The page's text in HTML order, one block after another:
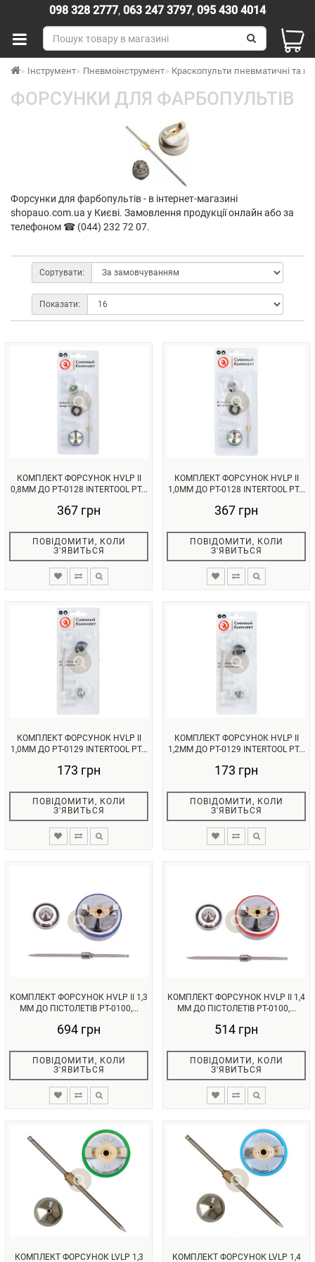
098 328 2777, 063 247 3797, 095 430 4014
Інструмент Пневмоінструмент Краскопульти пневматичні та
ФОРСУНКИ ДЛЯ ФАРБОПУЛЬТІВ
Форсунки для фарбопультів - в інтернет-магазині
shopauo.com.ua у Києві. Замовлення продукції онлайн або за
телефоном ☎ (044) 232 72 07.
Сортувати:
Показати:
КОМПЛЕКТ ФОРСУНОК HVLP II
0,8MM ДО PT-0128 INTERTOOL PT...
367 грн
ПОВІДОМИТИ, КОЛИ
З'ЯВИТЬСЯ
КОМПЛЕКТ ФОРСУНОК HVLP II
1,0MM ДО PT-0128 INTERTOOL PT...
367 грн
ПОВІДОМИТИ, КОЛИ
З'ЯВИТЬСЯ
КОМПЛЕКТ ФОРСУНОК HVLP II
1,0MM ДО PT-0129 INTERTOOL PT...
173 грн
ПОВІДОМИТИ, КОЛИ
З'ЯВИТЬСЯ
КОМПЛЕКТ ФОРСУНОК HVLP II
1,2MM ДО PT-0129 INTERTOOL PT...
173 грн
ПОВІДОМИТИ, КОЛИ
З'ЯВИТЬСЯ
КОМПЛЕКТ ФОРСУНОК HVLP II 1,3
ММ ДО ПІСТОЛЕТІВ PT-0100,...
694 грн
ПОВІДОМИТИ, КОЛИ
З'ЯВИТЬСЯ
КОМПЛЕКТ ФОРСУНОК HVLP II 1,4
ММ ДО ПІСТОЛЕТІВ PT-0100,...
514 грн
ПОВІДОМИТИ, КОЛИ
З'ЯВИТЬСЯ
КОМПЛЕКТ ФОРСУНОК LVLP 1,3 КОМПЛЕКТ ФОРСУНОК LVLP 1,4